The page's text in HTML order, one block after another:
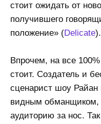
стоит ожидать от
получившего
положение» (Delicate).
Впрочем, на все
стоит. Создатель и
сценарист шоу
видным
аудиторию за нос.